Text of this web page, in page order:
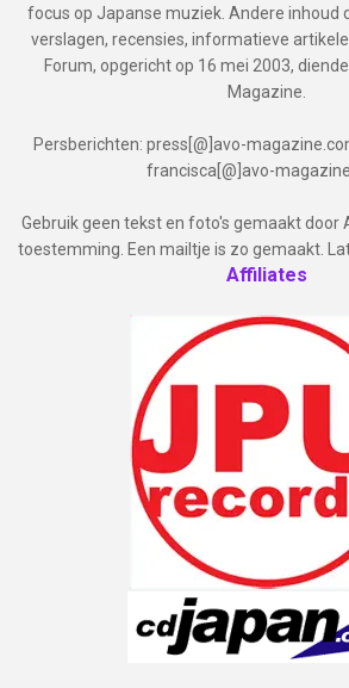
focus op Japanse muziek. Andere inhoud
verslagen, recensies, informatieve
Forum, opgericht op 16 mei 2003,
Magazine.
Persberichten: press[@]avo-
francisca[@]avo-
Gebruik geen tekst en foto's gemaakt door
toestemming. Een mailtje is zo gemaakt.
Affiliates